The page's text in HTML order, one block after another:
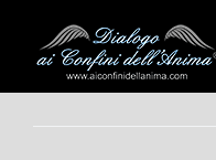
contenuto